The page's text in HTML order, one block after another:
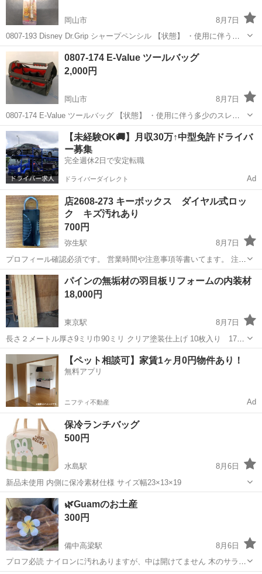
岡山市
8月7日
0807-193 Disney Dr.Grip シャープペンシル 【状態】 ・使用に伴う多
少のスレ、キズ、落としきれない汚れなどございます ・詳細は現地で
ご確認ください ・お値引きは出来かねますのでご了承願い...
岡山 岡山市
0807-174 E-Value ツールバッグ
2,000円
岡山市
8月7日
0807-174 E-Value ツールバッグ 【状態】 ・使用に伴う多少のスレ、
キズ、落としきれない汚れなどございます ・詳細は現地でご確認くだ
さい ・お値引きは出来かねますのでご了承願います ※中古品の...
岡山 岡山市 その他 Value
【未経験OK🚚】月収30万↑中型免許ドライバ
ー募集
完全週休2日で安定転職
ドライバーダイレクト Ad
店2608-273 キーボックス ダイヤル式ロッ
ク キズ汚れあり
700円
弥生駅
8月7日
プロフィール確認必須です。 営業時間や注意事項等書いてます。 注意
⚠️ 当店はリサイクルショップの為、原則として 返品・交換や修理等の
対応は致しかねます。 家電等に関しましては、ご購入から３日以内に
商品の不備や故障があっ...
岡山 倉敷市 弥生駅 その他 ボックス
パインの無垢材の羽目板リフォームの内装材
18,000円
東京駅
8月7日
長さ２メートル厚さ9ミリ巾90ミリ クリア塗装仕上げ 10枚入り 17ケ
ース 9坪 ベニヤより安い！
岡山 倉敷市 東京駅 その他
【ペット相談可】家賃1ヶ月0円物件あり！
無料アプリ
ニフティ不動産 Ad
保冷ランチバッグ
500円
水島駅
8月6日
新品未使用 内側に保冷素材仕様 サイズ幅23×13×19
岡山 倉敷市 その他
🌿‬Guamのお土産
300円
備中高梁駅
8月6日
プロフ必読 ナイロンに汚れありますが、中は開けてません 木のサラダ